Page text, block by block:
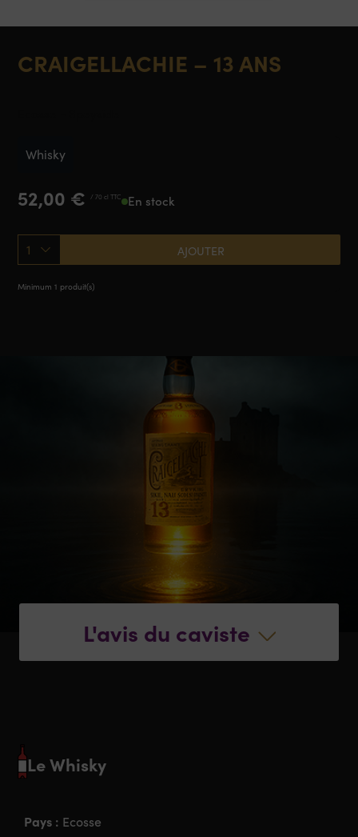
CRAIGELLACHIE – 13 ANS
52,00 € / 70 cl TTC En stock
1 AJOUTER
Minimum 1 produit(s)
Whisky
L'avis du caviste
Le Whisky
Pays : Ecosse